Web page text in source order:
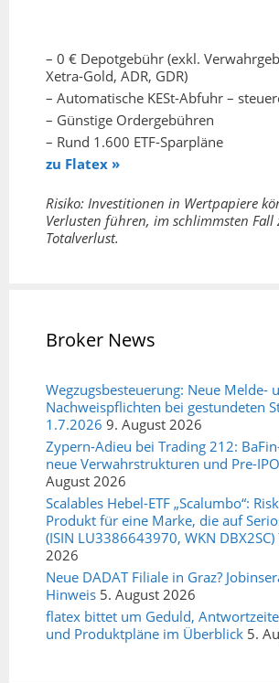
– 0 € Depotgebühr (exkl.
Xetra-Gold, ADR, GDR)
– Automatische KESt-Abfuhr –
– Günstige Ordergebühren
– Rund 1.600 ETF-Sparpläne
zu Flatex »
Risiko: Investitionen in Wertpapiere
Verlusten führen, im schlimmsten Fall
Totalverlust.
Broker News
Wegzugsbesteuerung: Neue Melde-
Nachweispflichten bei gestundeten
1.7.2026 9. August 2026
Zypern-Adieu bei Trading 212:
neue Verwahrstrukturen und Pre-
August 2026
Scalables Hebel-ETF „Scalumbo“:
Produkt für eine Marke, die auf
(ISIN LU3386643970, WKN DBX2SC)
2026
Neue DADAT Filiale in Graz?
Hinweis 5. August 2026
flatex bittet um Geduld,
und Produktpläne im Überblick 5.